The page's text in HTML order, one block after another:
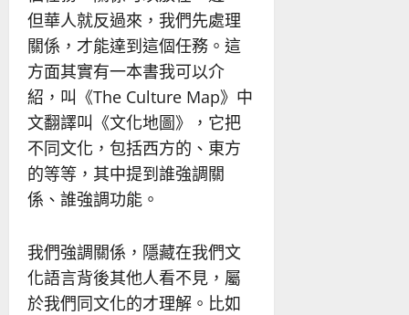
但華人就反過來，我們先處理
關係，才能達到這個任務。這
方面其實有一本書我可以介
紹，叫《The Culture Map》中
文翻譯叫《文化地圖》，它把
不同文化，包括西方的、東方
的等等，其中提到誰強調關
係、誰強調功能。
我們強調關係，隱藏在我們文
化語言背後其他人看不見，屬
於我們同文化的才理解。比如